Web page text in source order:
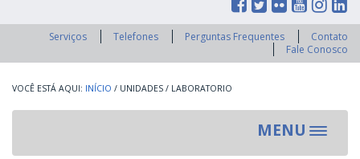
Serviços Telefones Perguntas Frequentes
Contato
Fale Conosco
INÍCIO / UNIDADES / LABORATORIO
MENU
Toggle